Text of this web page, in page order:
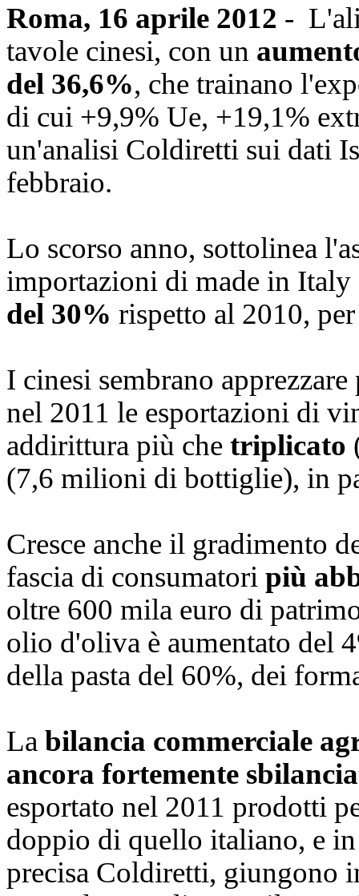
Roma, 16 aprile 2012 -
tavole cinesi, con un
del 36,6%, che trainano
di cui +9,9% Ue, +19,1%
un'analisi Coldiretti sui dati
febbraio.
Lo scorso anno, sottolinea
importazioni di made in
del 30% rispetto al 2010,
I cinesi sembrano
nel 2011 le esportazioni di
addirittura più che triplicato
(7,6 milioni di bottiglie), in
Cresce anche il gradimento
fascia di consumatori più
oltre 600 mila euro di
olio d'oliva è aumentato del
della pasta del 60%, dei
La bilancia commerciale
ancora fortemente
esportato nel 2011 prodotti
doppio di quello italiano, e
precisa Coldiretti, giungono